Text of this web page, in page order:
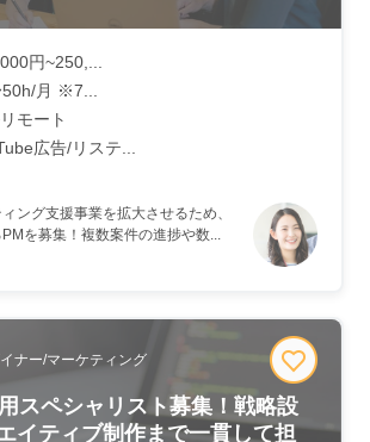
円~250,...
月 ※7...
モート
広告/リステ...
ング支援事業を拡大させるため、
を募集！複数案件の進捗や数...
ナー/マーケティング
スペシャリスト募集！戦略設
イティブ制作まで一貫して担